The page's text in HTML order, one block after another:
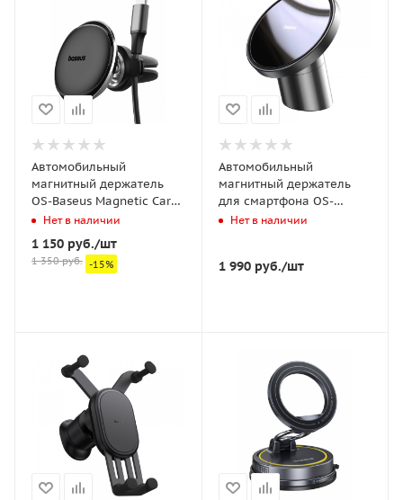
Автомобильный
магнитный держатель
OS-Baseus Magnetic Car
Mount Phone Holder with
Cable Clip Air Vent Version
Чёрный (C40141201113-
00)
Нет в наличии
1 150 руб./шт
1 350руб. -15%
Автомобильный
магнитный держатель
для смартфона OS-
Baseus NeoGravity
Outlets) (C40141501113-
Нет в наличии
1 990руб./шт